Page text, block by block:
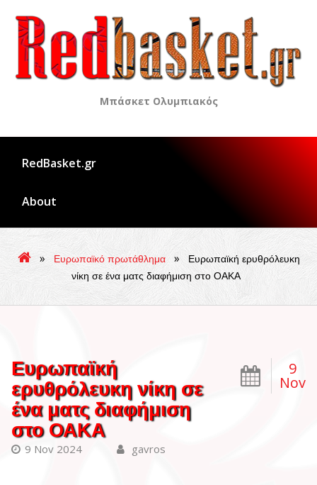
content
Μπάσκετ Ολυμπιακός
RedBasket.gr
About
» Ευρωπαϊκό πρωτάθλημα »
Ευρωπαϊκή ερυθρόλευκη
νίκη σε ένα ματς διαφήμιση στο ΟΑΚΑ
9
Nov
Ευρωπαϊκή
ερυθρόλευκη νίκη σε
ένα ματς διαφήμιση
στο ΟΑΚΑ
9 Nov 2024 gavros